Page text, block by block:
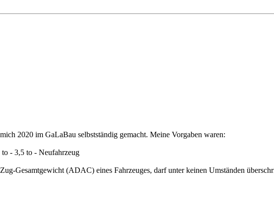
2020 im GaLaBau selbstständig gemacht. Meine Vorgaben waren:
- 3,5 to - Neufahrzeug
Gesamtgewicht (ADAC) eines Fahrzeuges, darf unter keinen Umständen